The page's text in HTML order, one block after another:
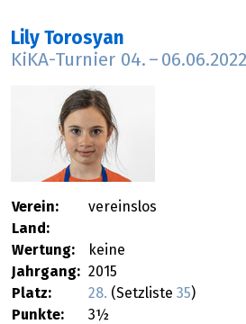
Lily Torosyan
KiKA-Turnier 04. – 06.06.2022
Verein:
vereinslos
Land:
Wertung:
keine
Jahrgang: 2015
Platz:
28. (Setzliste 35)
Punkte:
3½